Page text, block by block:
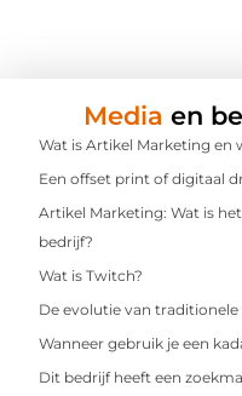
Media en
Wat is Artikel Marketing en
Een offset print of digitaal
Artikel Marketing: Wat is
bedrijf?
Wat is Twitch?
De evolutie van
Wanneer gebruik je een
Dit bedrijf heeft een